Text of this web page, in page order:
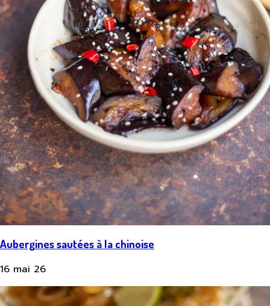
Aubergines sautées à la chinoise
16 mai 26